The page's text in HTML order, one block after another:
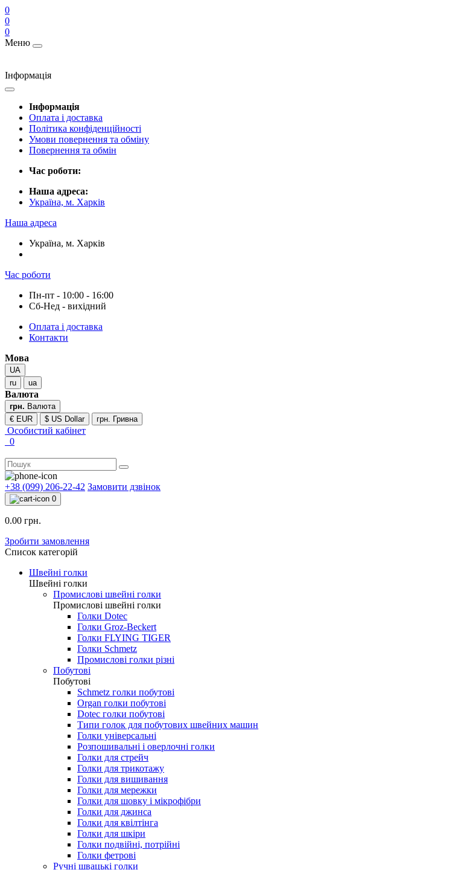
0
0
0
Меню
Інформація
Інформація
Оплата і доставка
Політика конфіденційності
Умови повернення та обміну
Повернення та обмін
Час роботи:
Наша адреса:
Україна, м. Харків
Наша адреса
Україна, м. Харків
Час роботи
Пн-пт - 10:00 - 16:00
Сб-Нед - вихідний
Оплата і доставка
Контакти
Мова
UA
ru
ua
Валюта
грн. Валюта
€ EUR
$ US Dollar грн. Гривна
Особистий кабінет
0
+38 (099) 206-22-42
0.00 грн.
Зробити замовлення
Список категорій
Швейні голки
Швейні голки
Промислові швейні голки
Промислові швейні голки
Голки Dotec
Голки Groz-Beckert
Голки FLYING TIGER
Голки Schmetz
Промислові голки різні
Побутові
Побутові
Schmetz голки побутові
Organ голки побутові
Dotec голки побутові
Типи голок для побутових швейних машин
Голки універсальні
Розпошивальні і оверлочні голки
Голки для стрейч
Голки для трикотажу
Голки для вишивання
Голки для мережки
Голки для шовку і мікрофібри
Голки для джинса
Голки для квілтінга
Голки для шкіри